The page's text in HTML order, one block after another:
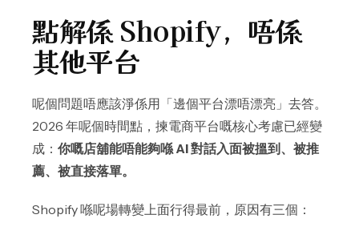
點解係 Shopify，唔係
其他平台
呢個問題唔應該淨係用「邊個平台漂唔漂亮」去答。
2026 年呢個時間點，揀電商平台嘅核心考慮已經變
成： 你嘅店舖能唔能夠喺 AI 對話入面被搵到、被推
薦、被直接落單。
Shopify 喺呢場轉變上面行得最前，原因有三個：